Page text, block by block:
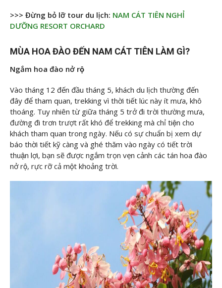
>>> Đừng bỏ lỡ tour du lịch: NAM CÁT TIÊN NGHỈ
DƯỠNG RESORT ORCHARD
MÙA HOA ĐÀO ĐẾN NAM CÁT TIÊN LÀM GÌ?
Ngắm hoa đào nở rộ
Vào tháng 12 đến đầu tháng 5, khách du lịch thường đến
đây để tham quan, trekking vì thời tiết lúc này ít mưa, khô
thoáng. Tuy nhiên từ giữa tháng 5 trở đi trời thường mưa,
đường đi trơn trượt rất khó để trekking mà chỉ tiện cho
khách tham quan trong ngày. Nếu có sự chuẩn bị xem dự
báo thời tiết kỹ càng và ghé thăm vào ngày có tiết trời
thuận lợi, bạn sẽ được ngắm trọn vẹn cảnh các tán hoa đào
nở rộ, rực rỡ cả một khoảng trời.